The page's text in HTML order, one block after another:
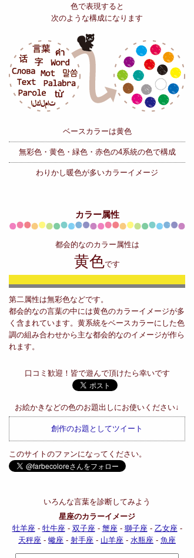
色で表現すると
次のような構成になります
ベースカラーは黄色
無彩色・黄色・緑色・赤色の4系統の色で構成
わりかし暖色が多いカラーイメージ
カラー属性
都会的なのカラー属性は
黄色です
第二属性は無彩色などです。
都会的なの言葉の中には黄色のカラーイメージが多
く含まれています。黄系統をベースカラーにした色
調の組み合わせから主な都会的なのイメージが作ら
れます。
口コミ歓迎！皆で遊んで頂けたら幸いです
お絵かきなどの色のお題出しにお使いください↓
創作のお題としてツイート
このサイトのファンになってください。
いろんな言葉を診断してみよう
星座のカラーイメージ
牡羊座- 牡牛座- 双子座- 蟹座- 獅子座- 乙女座-
天秤座 - 蠍座 - 射手座 - 山羊座 - 水瓶座 - 魚座